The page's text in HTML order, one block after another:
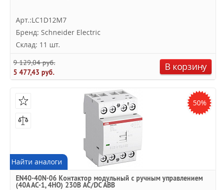
Арт.:LC1D12M7
Бренд: Schneider Electric
Склад: 11 шт.
9 129,04 руб.
5 477,43 руб.
В корзину
50%
Найти аналоги
EN40-40N-06 Контактор модульный с ручным управлением
(40А АС-1, 4НО) 230В AC/DC ABB